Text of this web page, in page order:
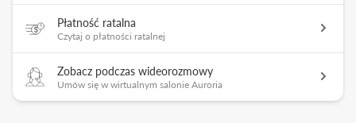
Płatność ratalna
Czytaj o płatności ratalnej
Zobacz podczas wideorozmowy
Umów się w wirtualnym salonie Auroria